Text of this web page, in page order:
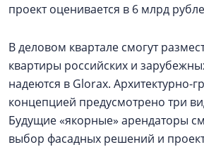
проект оценивается в 6 млрд
В деловом квартале смогут
квартиры российских и
надеются в Glorax. Архитектурно-
концепцией предусмотрено три
Будущие «якорные» арендаторы
выбор фасадных решений и